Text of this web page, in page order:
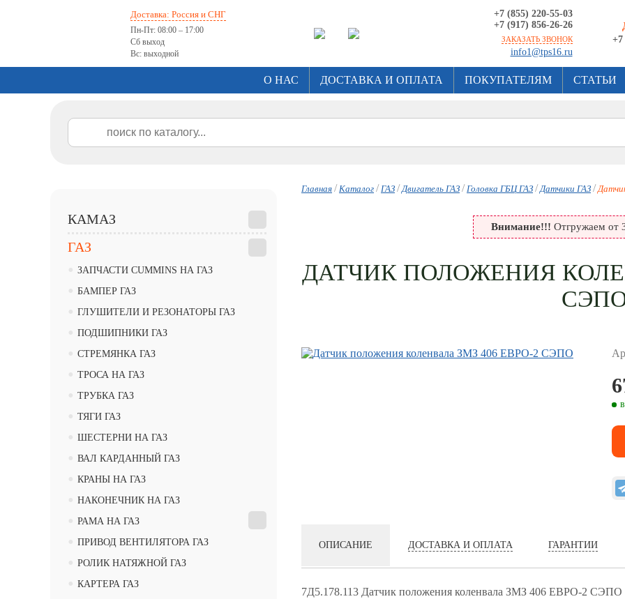
Доставка: Россия и СНГ
Пн-Пт: 08:00 – 17:00
Сб выход
Вс: выходной
+7 (855) 220-55-03
+7 (917) 856-26-26
ЗАКАЗАТЬ ЗВОНОК
info1@tps16.ru
+7
О НАС ДОСТАВКА И ОПЛАТА ПОКУПАТЕЛЯМ СТАТЬИ
КАМАЗ
ГАЗ
ЗАПЧАСТИ CUMMINS НА ГАЗ
БАМПЕР ГАЗ
ГЛУШИТЕЛИ И РЕЗОНАТОРЫ ГАЗ
ПОДШИПНИКИ ГАЗ
СТРЕМЯНКА ГАЗ
ТРОСА НА ГАЗ
ТРУБКА ГАЗ
ТЯГИ ГАЗ
ШЕСТЕРНИ НА ГАЗ
ВАЛ КАРДАННЫЙ ГАЗ
КРАНЫ НА ГАЗ
НАКОНЕЧНИК НА ГАЗ
РАМА НА ГАЗ
ПРИВОД ВЕНТИЛЯТОРА ГАЗ
РОЛИК НАТЯЖНОЙ ГАЗ
КАРТЕРА ГАЗ
Главная / Каталог / ГАЗ / Двигатель ГАЗ / Головка ГБЦ ГАЗ / Датчики ГАЗ /
Внимание!!! Отгружаем от
ДАТЧИК ПОЛОЖЕНИЯ
ОПИСАНИЕ ДОСТАВКА И ОПЛАТА ГАРАНТИИ
7Д5.178.113 Датчик положения коленвала ЗМЗ 406 ЕВРО-2 СЭПО